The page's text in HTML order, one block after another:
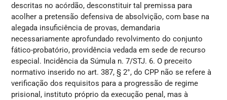
descritas no acórdão, desconstituir tal premissa para
acolher a pretensão defensiva de absolvição, com base na
alegada insuficiência de provas, demandaria
necessariamente aprofundado revolvimento do conjunto
fático-probatório, providência vedada em sede de recurso
especial. Incidência da Súmula n. 7/STJ. 6. O preceito
normativo inserido no art. 387, § 2°, do CPP não se refere à
verificação dos requisitos para a progressão de regime
prisional, instituto próprio da execução penal, mas à